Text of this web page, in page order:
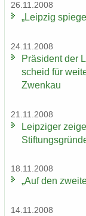
26.11.2008
„Leip­zig
24.11.2008
Prä­si­dent der
scheid für
Zwenkau
21.11.2008
Leip­zi­ger
18.11.2008
„Auf den
14.11.2008